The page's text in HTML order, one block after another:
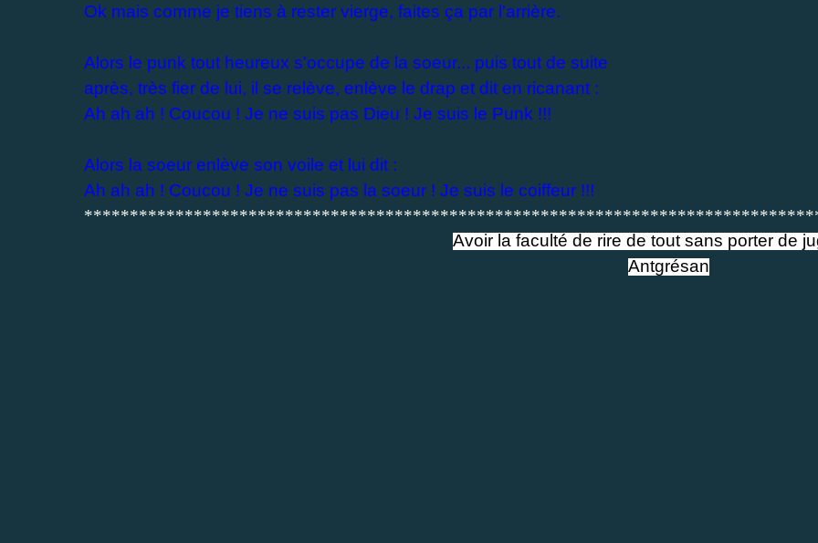
Ok mais comme je tiens à rester vierge, faites ça par l'arrière.
Alors le punk tout heureux s'occupe de la soeur... puis tout de suite
après, très fier de lui, il se relève, enlève le drap et dit en ricanant :
Ah ah ah ! Coucou ! Je ne suis pas Dieu ! Je suis le Punk !!!
Alors la soeur enlève son voile et lui dit :
Ah ah ah ! Coucou ! Je ne suis pas la soeur ! Je suis le coiffeur !!!
Avoir la faculté de rire de tout sans porter de
Antgrésan